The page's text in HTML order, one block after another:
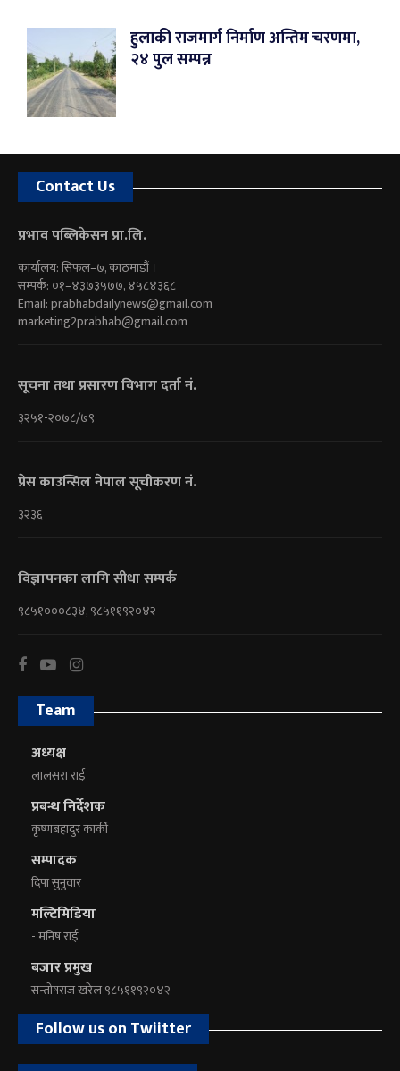
हुलाकी राजमार्ग निर्माण अन्तिम चरणमा,
२४ पुल सम्पन्न
Contact Us
प्रभाव पब्लिकेसन प्रा.लि.
कार्यालय: सिफल–७, काठमाडौं ।
सम्पर्क: ०१–४३७३५७७, ४५८४३६८
Email:prabhabdailynews@gmail.com
marketing2prabhab@gmail.com
सूचना तथा प्रसारण विभाग दर्ता नं.
३२५१-२०७८/७९
प्रेस काउन्सिल नेपाल सूचीकरण नं.
३२३६
विज्ञापनका लागि सीधा सम्पर्क
९८५१०००८३४, ९८५११९२०४२
Team
अध्यक्ष
लालसरा राई
प्रबन्ध निर्देशक
कृष्णबहादुर कार्की
सम्पादक
दिपा सुनुवार
मल्टिमिडिया
- मनिष राई
बजार प्रमुख
सन्तोषराज खरेल ९८५११९२०४२
Follow us on Twiitter